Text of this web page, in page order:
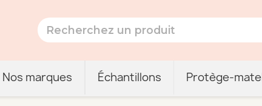
Nos marques Échantillons Protège-